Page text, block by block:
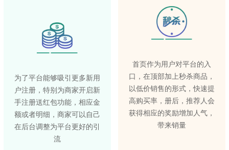
为了平台能够吸引更多新用
户注册，特别为商家开启新
手注册送红包功能，相应金
额或者明细，商家可以自己
在后台调整为平台更好的引
流
首页作为用户对平台的入
口，在顶部加上秒杀商品，
以低价销售的形式，快速提
高购买率，册后，推荐人会
获得相应的奖励增加人气，
带来销量